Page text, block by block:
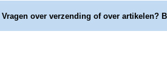
over verzending of over artikelen?